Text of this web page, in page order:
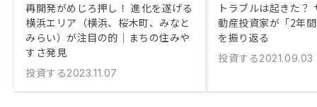
再開発がめじろ押し！ 進化を遂げる
横浜エリア（横浜、桜木町、みなと
みらい）が注目の的｜まちの住みや
すさ発見
投資する2023.11.07
トラブルは起きた？
動産投資家が「2年
を振り返る
投資する2021.09.03